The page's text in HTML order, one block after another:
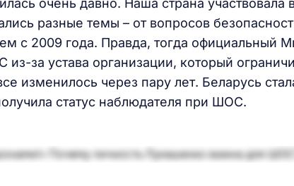
очень давно. Наша страна участвовала
разные темы – от вопросов
с 2009 года. Правда, тогда официальный
за устава организации, который
изменилось через пару лет. Беларусь
статус наблюдателя при ШОС.